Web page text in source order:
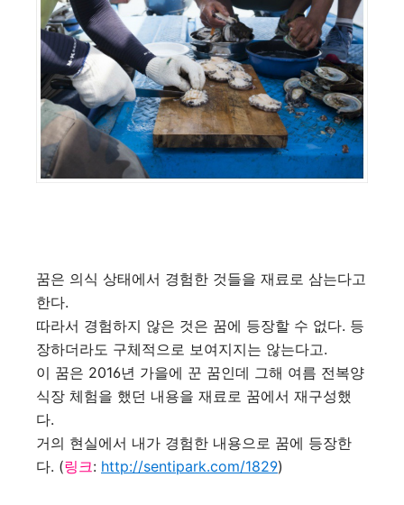
꿈은 의식 상태에서 경험한 것들을 재료로 삼는다고
한다.
따라서 경험하지 않은 것은 꿈에 등장할 수 없다. 등
장하더라도 구체적으로 보여지지는 않는다고.
이 꿈은 2016년 가을에 꾼 꿈인데 그해 여름 전복양
식장 체험을 했던 내용을 재료로 꿈에서 재구성했
다.
거의 현실에서 내가 경험한 내용으로 꿈에 등장한
다. (링크: http://sentipark.com/1829)